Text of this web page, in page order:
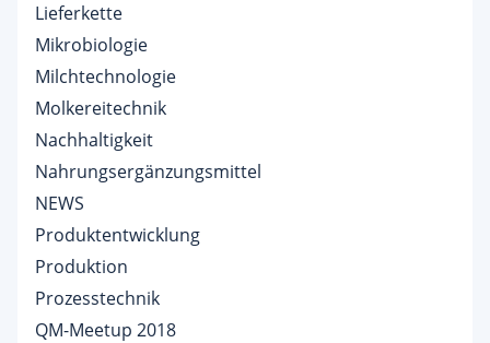
Lieferkette
Mikrobiologie
Milchtechnologie
Molkereitechnik
Nachhaltigkeit
Nahrungsergänzungsmittel
NEWS
Produktentwicklung
Produktion
Prozesstechnik
QM-Meetup 2018